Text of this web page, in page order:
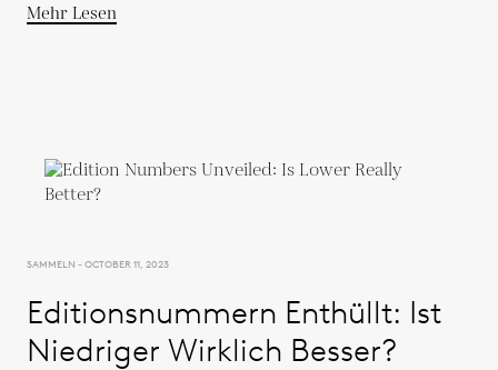
Mehr Lesen
SAMMELN - OCTOBER 11, 2023
Editionsnummern Enthüllt: Ist
Niedriger Wirklich Besser?